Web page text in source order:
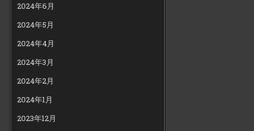
2024年6月
2024年5月
2024年4月
2024年3月
2024年2月
2024年1月
2023年12月